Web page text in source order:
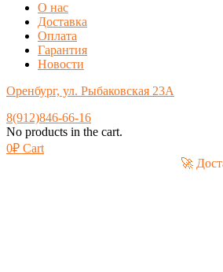
О нас
Доставка
Оплата
Гарантия
Новости
Оренбург, ул. Рыбаковская 23А
8(912)846-66-16
No products in the cart.
0₽ Cart